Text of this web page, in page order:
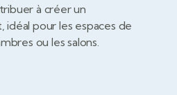
à créer un
pour les espaces de
ou les salons.